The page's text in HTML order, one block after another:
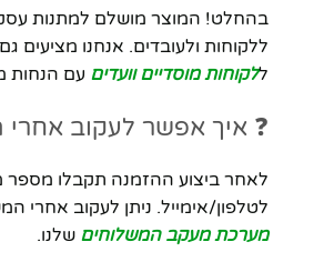
בהחלט! המוצר מושלם למתנות
ללקוחות ולעובדים. אנחנו מציעים
ללקוחות מוסדיים וועדים עם הנחות
❓ איך אפשר לעקוב
לאחר ביצוע ההזמנה תקבלו מספר
לטלפון/אימייל. ניתן לעקוב אחרי
מערכת מעקב המשלוחים שלנו.